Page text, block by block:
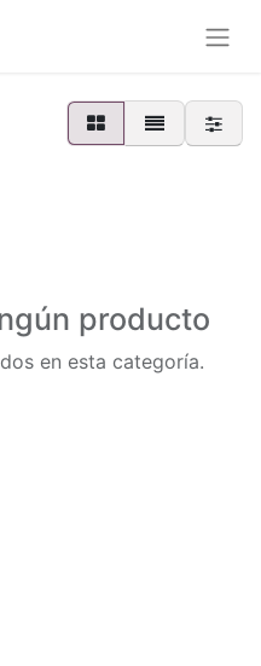
producto
en esta categoría.